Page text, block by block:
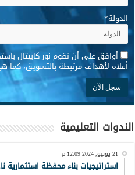
الدولة*
* أوافق على أن تقوم نور كابيتال
أعلاه لأهداف مرتبطة بالتسويق،
الندوات التعليمية
21 يونيو, 2024 12:09 م
استراتيجيات بناء محفظة استثمارية